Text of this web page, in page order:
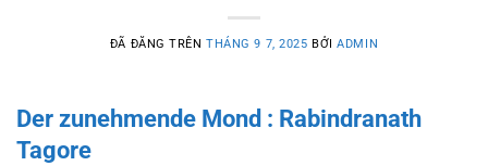
ĐÃ ĐĂNG TRÊNTHÁNG 9 7, 2025 BỞIADMIN
Der zunehmende Mond : Rabindranath
Tagore